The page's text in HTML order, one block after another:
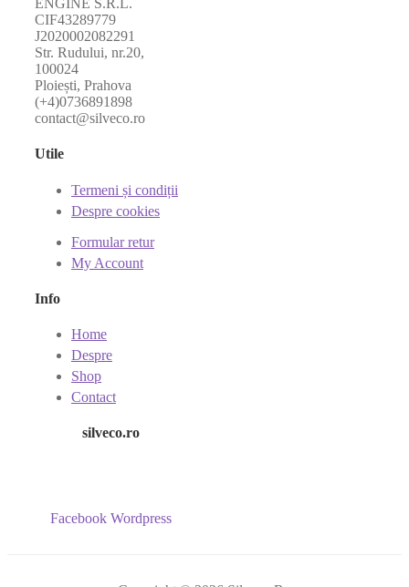
ENGINE S.R.L.
CIF43289779
J2020002082291
Str. Rudului, nr.20,
100024
Ploiești, Prahova
(+4)0736891898
contact@silveco.ro
Utile
Termeni și condiții
Despre cookies
Formular retur
My Account
Info
Home
Despre
Shop
Contact
silveco.ro
Facebook Wordpress